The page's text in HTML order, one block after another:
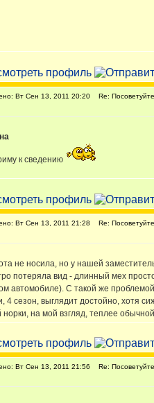
Вт Сен 13, 2011 20:20 Re:
к сведению
Вт Сен 13, 2011 21:28 Re:
не носила, но у нашей
потеряла вид - длинный мех
автомобиле). С такой же
4 сезон, выглядит достойно, хотя
на мой взгляд, теплее
Вт Сен 13, 2011 21:56 Re: